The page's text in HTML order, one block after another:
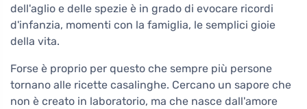
dell'aglio e delle spezie è in grado di evocare ricordi
d'infanzia, momenti con la famiglia, le semplici gioie
della vita.
Forse è proprio per questo che sempre più persone
tornano alle ricette casalinghe. Cercano un sapore che
non è creato in laboratorio, ma che nasce dall'amore